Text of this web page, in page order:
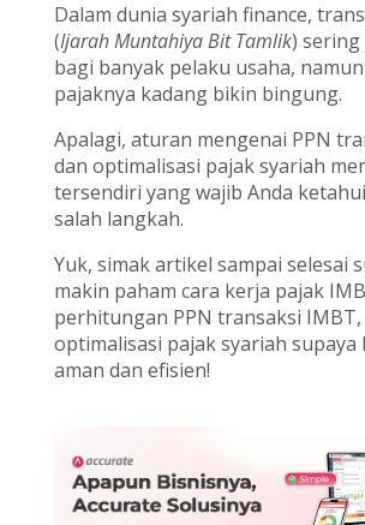
Dalam dunia syariah finance,
(Ijarah Muntahiya Bit Tamlik)
bagi banyak pelaku usaha,
pajaknya kadang bikin bingung.
Apalagi, aturan mengenai PPN
dan optimalisasi pajak syariah
tersendiri yang wajib Anda
salah langkah.
Yuk, simak artikel sampai selesai
makin paham cara kerja pajak
perhitungan PPN transaksi
optimalisasi pajak syariah supaya
aman dan efisien!